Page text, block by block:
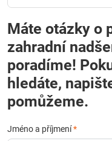
Máte otázky o
zahradní
poradíme!
hledáte,
pomůžeme.
Jméno a příjmení*